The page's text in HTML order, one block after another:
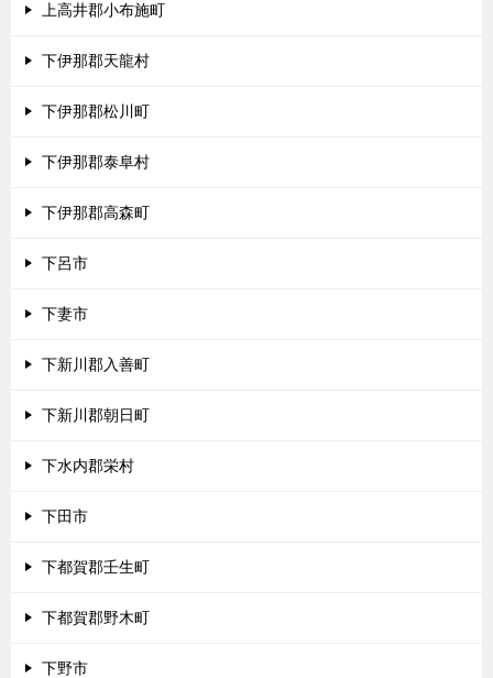
上高井郡小布施町
下伊那郡天龍村
下伊那郡松川町
下伊那郡泰阜村
下伊那郡高森町
下呂市
下妻市
下新川郡入善町
下新川郡朝日町
下水内郡栄村
下田市
下都賀郡壬生町
下都賀郡野木町
下野市